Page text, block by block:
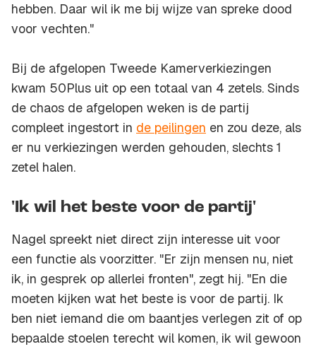
hebben. Daar wil ik me bij wijze van spreke dood
voor vechten."
Bij de afgelopen Tweede Kamerverkiezingen
kwam 50Plus uit op een totaal van 4 zetels. Sinds
de chaos de afgelopen weken is de partij
compleet ingestort in de peilingen en zou deze, als
er nu verkiezingen werden gehouden, slechts 1
zetel halen.
'Ik wil het beste voor de partij'
Nagel spreekt niet direct zijn interesse uit voor
een functie als voorzitter. "Er zijn mensen nu, niet
ik, in gesprek op allerlei fronten", zegt hij. "En die
moeten kijken wat het beste is voor de partij. Ik
ben niet iemand die om baantjes verlegen zit of op
bepaalde stoelen terecht wil komen, ik wil gewoon